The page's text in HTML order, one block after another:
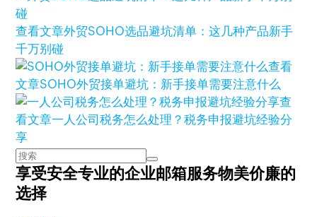
查看文章外贸SOHO选品避坑清单：这几种产品新手
千万别碰
查看
文章SOHO外贸接单避坑：新手接单需要注意什么
查
看文章一人公司税务怎么处理？税务申报避坑经验分
享
享受安全专业的企业邮箱服务物美价廉的
选择